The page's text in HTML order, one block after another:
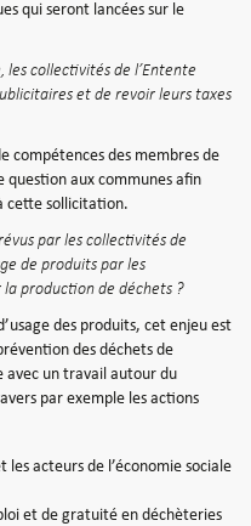
qui seront lancées sur le
les collectivités de l’Entente
et de revoir leurs taxes
compétences des membres de
aux communes afin
cette sollicitation.
par les collectivités de
de produits par les
production de déchets ?
des produits, cet enjeu est
des déchets de
avec un travail autour du
par exemple les actions
les acteurs de l’économie sociale
et de gratuité en déchèteries